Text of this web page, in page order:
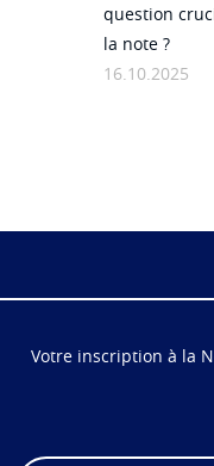
question
la note ?
16.10.2025
Votre inscription à la